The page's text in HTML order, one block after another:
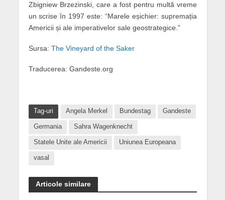
Zbigniew Brzezinski, care a fost pentru multă vreme
un scrise în 1997 este: “Marele eșichier: supremația
Americii și ale imperativelor sale geostrategice.”
Sursa: The Vineyard of the Saker
Traducerea: Gandeste.org
Tag-uri Angela Merkel Bundestag Gandeste
Germania Sahra Wagenknecht
Statele Unite ale Americii Uniunea Europeana
vasal
Articole similare